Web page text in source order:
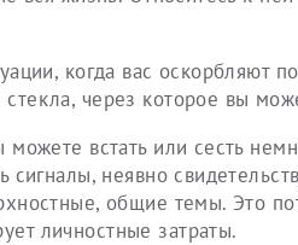
когда вас оскорбляют
через которое вы
встать или сесть
сигналы, неявно
общие темы. Это
личностные затраты.